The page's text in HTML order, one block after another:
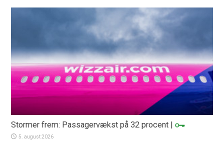
Stormer frem: Passagervækst på 32 procent |
5. august 2026